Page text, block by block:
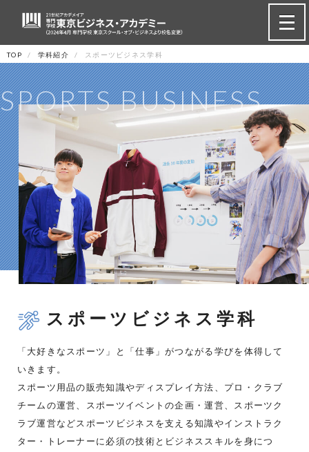
TOP 学科紹介 スポーツビジネス学科
SPORTS BUSINESS
スポーツビジネス学科
「大好きなスポーツ」と「仕事」がつながる学びを体得して
いきます。
スポーツ用品の販売知識やディスプレイ方法、プロ・クラブ
チームの運営、スポーツイベントの企画・運営、スポーツク
ラブ運営などスポーツビジネスを支える知識やインストラク
ター・トレーナーに必須の技術とビジネススキルを身につ